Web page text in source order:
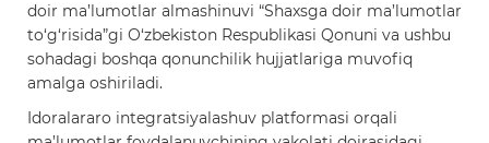
doir ma’lumotlar almashinuvi “Shaxsga doir ma’lumotlar
to‘g‘risida”gi O‘zbekiston Respublikasi Qonuni va ushbu
sohadagi boshqa qonunchilik hujjatlariga muvofiq
amalga oshiriladi.
Idoralararo integratsiyalashuv platformasi orqali